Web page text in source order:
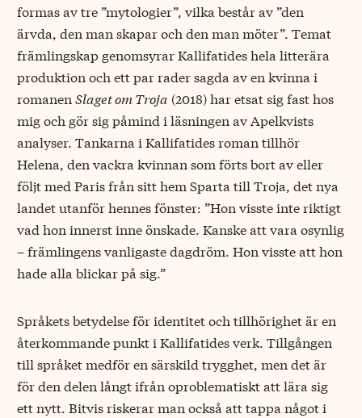
formas av tre ”mytologier”, vilka består av ”den
ärvda, den man skapar och den man möter”. Temat
främlingskap genomsyrar Kallifatides hela litterära
produktion och ett par rader sagda av en kvinna i
romanenSlaget om Troja (2018) har etsat sig fast hos
mig och gör sig påmind i läsningen av Apelkvists
analyser. Tankarna i Kallifatides roman tillhör
Helena, den vackra kvinnan som förts bort av eller
följt med Paris från sitt hem Sparta till Troja, det nya
landet utanför hennes fönster: ”Hon visste inte riktigt
vad hon innerst inne önskade. Kanske att vara osynlig
– främlingens vanligaste dagdröm. Hon visste att hon
hade alla blickar på sig.”
Språkets betydelse för identitet och tillhörighet är en
återkommande punkt i Kallifatides verk. Tillgången
till språket medför en särskild trygghet, men det är
för den delen långt ifrån oproblematiskt att lära sig
ett nytt. Bitvis riskerar man också att tappa något i